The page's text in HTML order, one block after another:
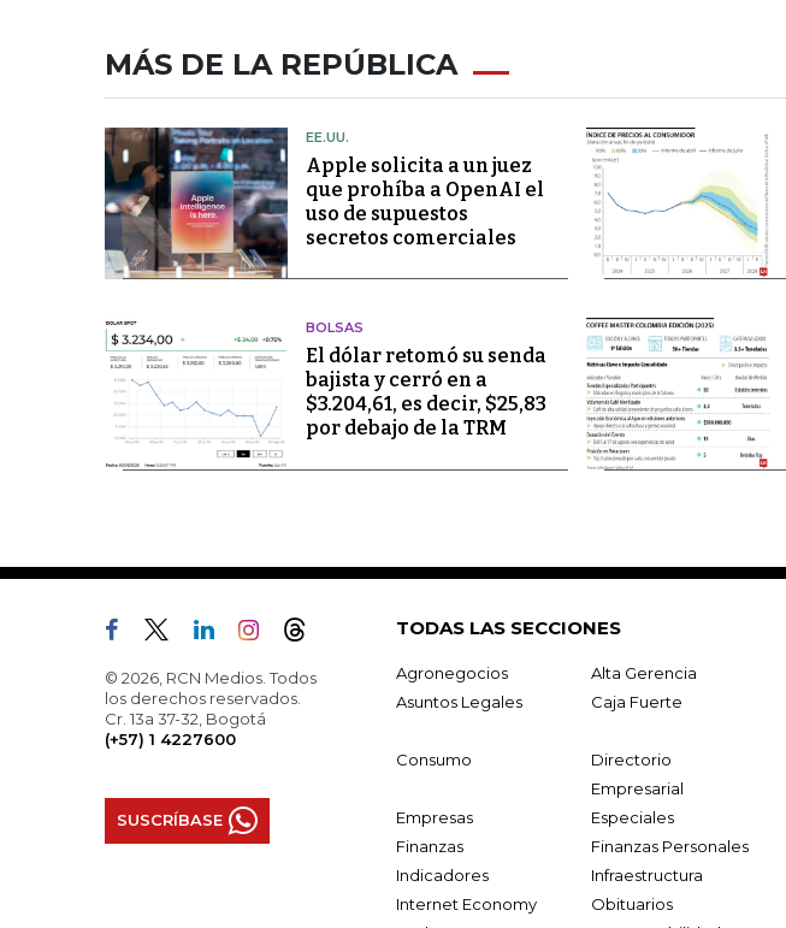
MÁS DE LA REPÚBLICA
EE.UU.
Apple solicita a un juez
que prohíba a OpenAI el
uso de supuestos
secretos comerciales
BOLSAS
El dólar retomó su senda
bajista y cerró en a
$3.204,61, es decir, $25,83
por debajo de la TRM
© 2026, RCN Medios. Todos
los derechos reservados.
Cr. 13a 37-32, Bogotá
(+57) 1 4227600
SUSCRÍBASE
TODAS LAS SECCIONES
Agronegocios Alta Gerencia
Asuntos Legales
Caja Fuerte
Consumo
Directorio
Empresarial
Empresas Especiales
Finanzas
Finanzas Personales
Indicadores
Infraestructura
Internet Economy
Obituarios